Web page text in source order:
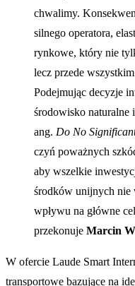
chwalimy.
silnego operatora,
rynkowe, który nie
lecz przede
Podejmując decyzje
środowisko naturalne
ang. Do No
czyń poważnych
aby wszelkie
środków unijnych nie
wpływu na główne
przekonuje Marcin
W ofercie Laude Smart
transportowe bazujące na